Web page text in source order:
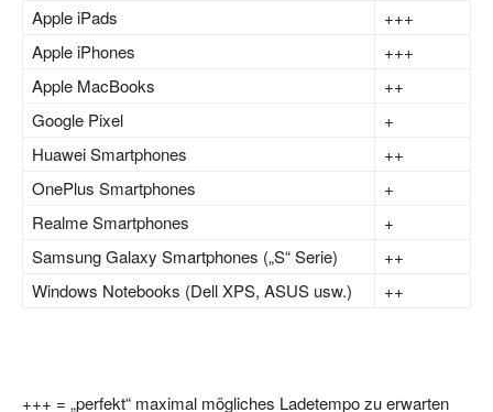
Apple iPads
+++
Apple iPhones
+++
Apple MacBooks
++
Google Pixel
+
Huawei Smartphones
++
OnePlus Smartphones
+
Realme Smartphones
+
Samsung Galaxy Smartphones („S“ Serie)
++
Windows Notebooks (Dell XPS, ASUS usw.)
++
+++ = „perfekt“ maximal mögliches Ladetempo zu erwarten